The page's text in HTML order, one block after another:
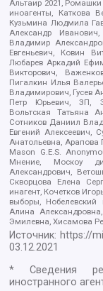
Альтаир 2021,
иноагенты, Каткова
Кузьмина Людмила
Александр
Владимир
Евгеньевич, Ковин
Любарев Аркадий
Викторович,
Пигалкин Илья
Владимирович, Гусев
Петр Юрьевич, ЗП,
Вольтская Татьяна
Сотников Даниил
Евгений Алексеевич,
Анатольевна,
Mason G.E.S.
Мнение, Москоу
Александрович,
Скворцова Елена
инагент, Кочетков
выборы, Нобелевский
Алина
Эмилевна, Хисамова
Источник: https://
03.12.2021
* Сведения
иностранного